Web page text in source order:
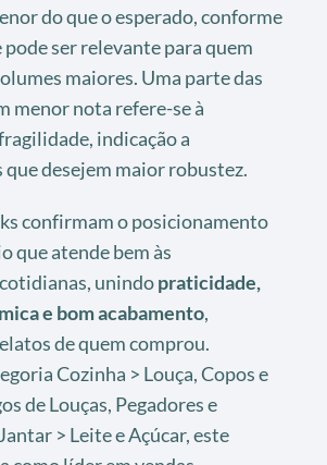
do que o esperado, conforme
pode ser relevante para quem
maiores. Uma parte das
menor nota refere-se à
indicação a
desejem maior robustez.
confirmam o posicionamento
que atende bem às
unindopraticidade,
e bom acabamento,
de quem comprou.
Cozinha > Louça, Copos e
de Louças, Pegadores e
> Leite e Açúcar, este